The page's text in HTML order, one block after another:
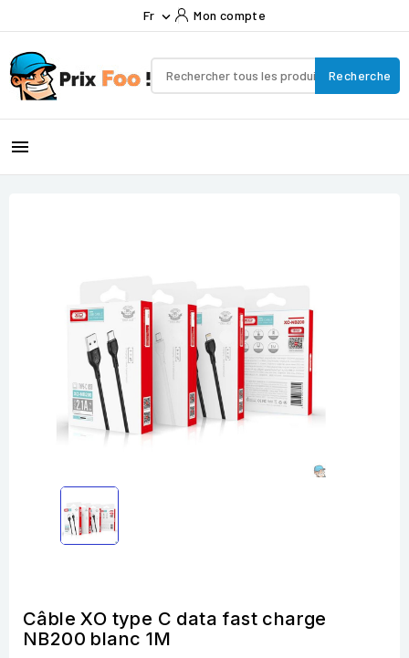
Fr  Mon compte
Recherche

Câble XO type C data fast charge
NB200 blanc 1M